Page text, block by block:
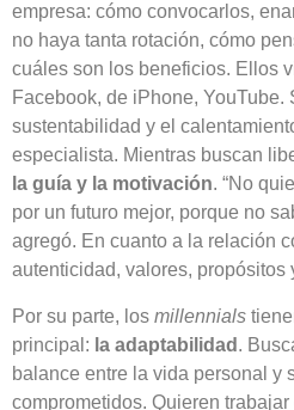
empresa: cómo convocarlos,
no haya tanta rotación, cómo
cuáles son los beneficios. Ellos
Facebook, de iPhone, YouTube.
sustentabilidad y el
especialista. Mientras buscan
la guía y la motivación. “No
por un futuro mejor, porque no
agregó. En cuanto a la relación
autenticidad, valores, propósitos
Por su parte, los millennials
principal: la adaptabilidad .
balance entre la vida personal y
comprometidos. Quieren